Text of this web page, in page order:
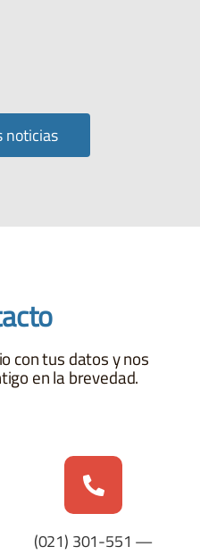
noticias
con tus datos y nos
en la brevedad.
(021) 301-551 —